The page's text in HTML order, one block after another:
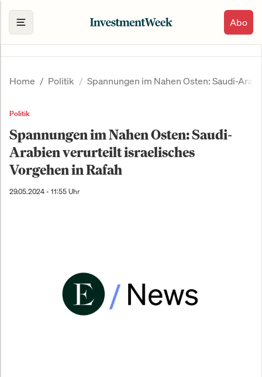
Abo
Home Politik Spannungen im Nahen Osten: Saudi-
Politik
Spannungen im Nahen Osten: Saudi-
Arabien verurteilt israelisches
Vorgehen in Rafah
29.05.2024 - 11:55 Uhr